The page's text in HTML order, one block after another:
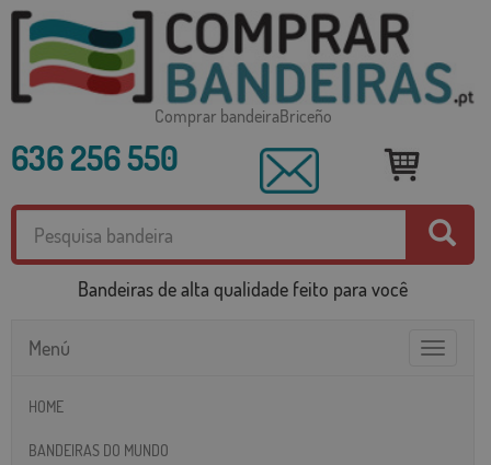
Comprar bandeiraBriceño
636 256 550
Bandeiras de alta qualidade feito para você
Toggle
Menú
HOME
BANDEIRAS DO MUNDO